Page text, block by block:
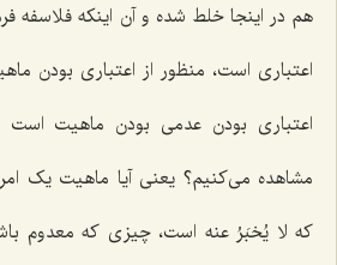
هم در اینجا خلط شده و آن اینکه فلاسفه
اعتباری است، منظور از اعتباری بودن
اعتباری بودن عدمی بودن ماهیت است
مشاهده می‌کنیم؟ یعنی آیا ماهیت یک
که لا یُخبَرُ عنه است، چیزی که معدوم